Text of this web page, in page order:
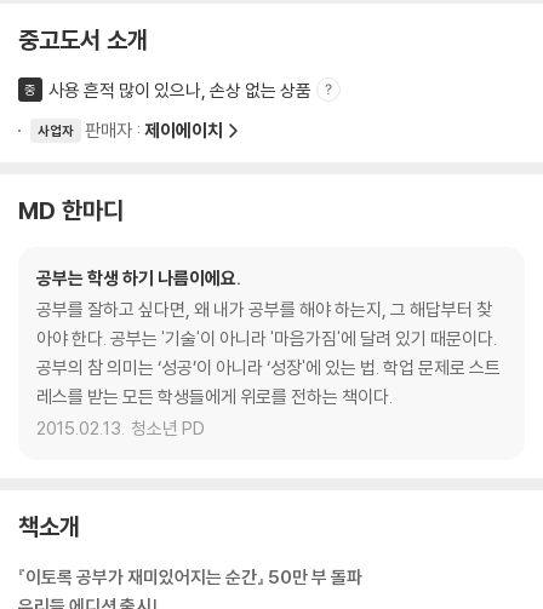
중고도서 소개
중 사용 흔적 많이 있으나, 손상 없는 상품
사업자 판매자 : 제이에이치
MD 한마디
공부는 학생 하기 나름이에요.
공부를 잘하고 싶다면, 왜 내가 공부를 해야 하는지, 그 해답부터 찾
아야 한다. 공부는 '기술'이 아니라 '마음가짐'에 달려 있기 때문이다.
공부의 참 의미는 ‘성공’이 아니라 ‘성장'에 있는 법. 학업 문제로 스트
레스를 받는 모든 학생들에게 위로를 전하는 책이다.
2015.02.13. 청소년 PD
책소개
『이토록 공부가 재미있어지는 순간』 50만 부 돌파